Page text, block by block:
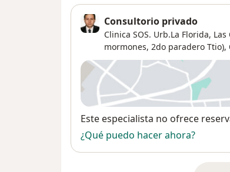
Consultorio privado
Clinica SOS. Urb.La Florida,
mormones, 2do paradero Ttio),
Disponibilidad
Este especialista no ofrece
¿Qué puedo hacer ahora?